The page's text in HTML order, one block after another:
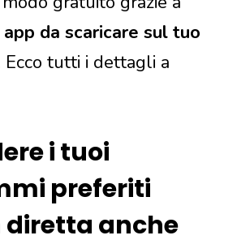
app da scaricare sul tuo
Ecco tutti i dettagli a
i tuoi
preferiti
diretta anche